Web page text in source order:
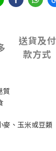
送貨及付
款方式
質
麥、玉米或豆類